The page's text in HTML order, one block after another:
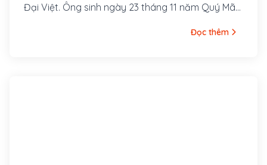
Đại Việt. Ông sinh ngày 23 tháng 11 năm Quý Mão
Dương) là cháu bảy đời của trạng nguyên Mạc
Đọc thêm